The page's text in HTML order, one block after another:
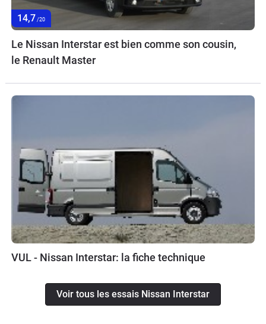
14,7 /20
Le Nissan Interstar est bien comme son cousin,
le Renault Master
VUL - Nissan Interstar: la fiche technique
Voir tous les essais Nissan Interstar